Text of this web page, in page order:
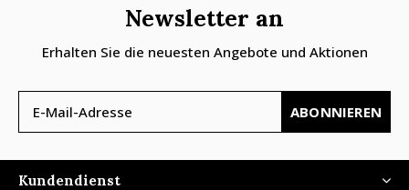
Newsletter an
Erhalten Sie die neuesten Angebote und Aktionen
ABONNIEREN
Kundendienst